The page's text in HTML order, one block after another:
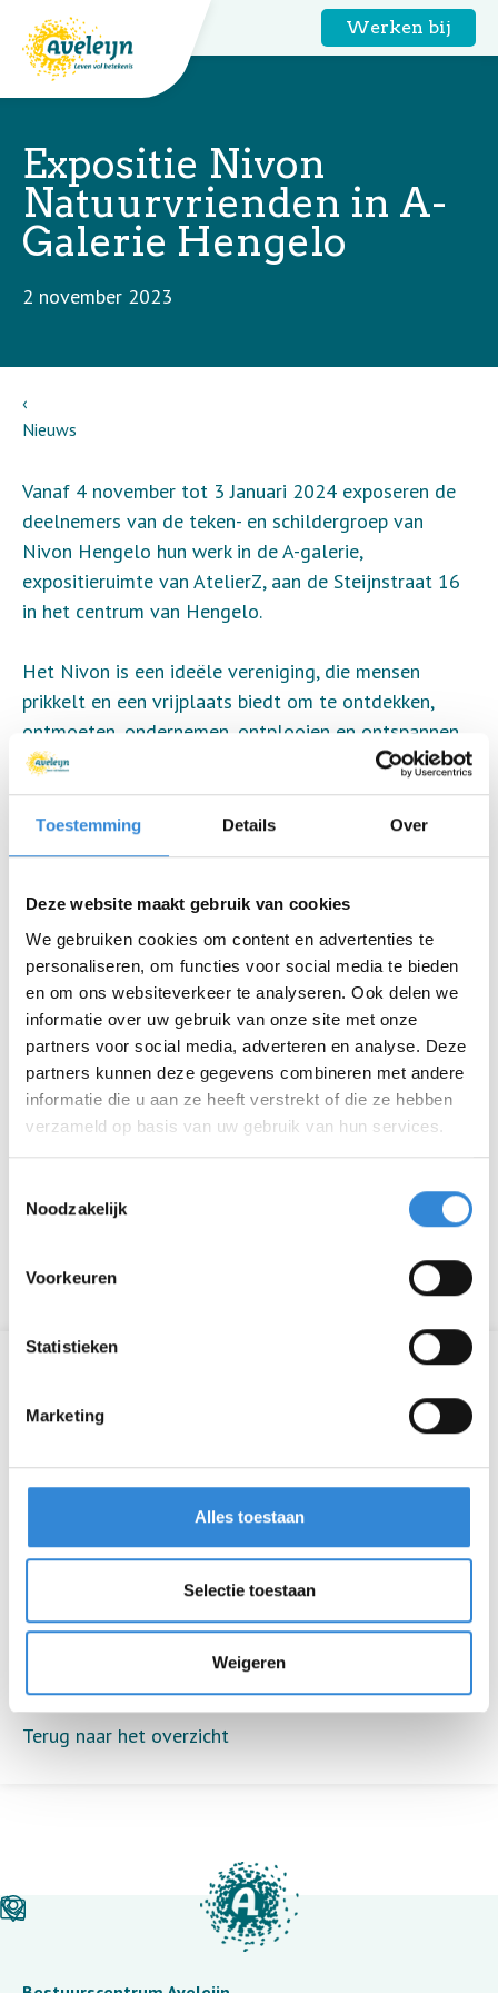
Toestemming Details Over
Deze website maakt gebruik van cookies
We gebruiken cookies om content en advertenties te
personaliseren, om functies voor social media te bieden
en om ons websiteverkeer te analyseren. Ook delen we
informatie over uw gebruik van onze site met onze
partners voor social media, adverteren en analyse. Deze
partners kunnen deze gegevens combineren met andere
informatie die u aan ze heeft verstrekt of die ze hebben
verzameld op basis van uw gebruik van hun services.
Noodzakelijk
Voorkeuren
Statistieken
Marketing
Alles toestaan
Selectie toestaan
Weigeren
Werken bij
Expositie Nivon
Natuurvrienden in A-
Galerie Hengelo
2 november 2023
Nieuws
Een geslaagde dag op de Zwarte Cross
Aardewerk verslag editie 6 is uit
Dit was het Aveleijn Volleybaltoernooi voor
Diploma-uitreiking Naar de Top
Mooie ontmoetingen tijdens spelletjesochtend in
Terug naar het overzicht
Vanaf 4 november tot 3 Januari 2024 exposeren de
deelnemers van de teken- en schildergroep van
Nivon Hengelo hun werk in de A-galerie,
expositieruimte van AtelierZ, aan de Steijnstraat 16
in het centrum van Hengelo.
Het Nivon is een ideële vereniging, die mensen
prikkelt en een vrijplaats biedt om te ontdekken,
ontmoeten, ondernemen, ontplooien en ontspannen.
Belangrijk uitgangspunt is bewustwording op de
terreinen natuur, cultuur en maatschappij. Bewuste
mensen leveren een bijdrage aan een bewuste
toekomst. Bezichtig de ruim 50 schilderijen en/of
achtergronden, leeftijden en ervaring en gemaakt
met verschillende technieken. De expositie is op
doordeweekse dagen te bezoeken van 10:00- 15:00
uur en in het weekend van 12:00-16:00 uur.
Meer informatie over de expositie en de kunstenaars
is te vindenin deze folder.
Over de A-galerie
AtelierZ biedt cliënten de mogelijkheid te exposeren
wanneer zij daar exposeren.